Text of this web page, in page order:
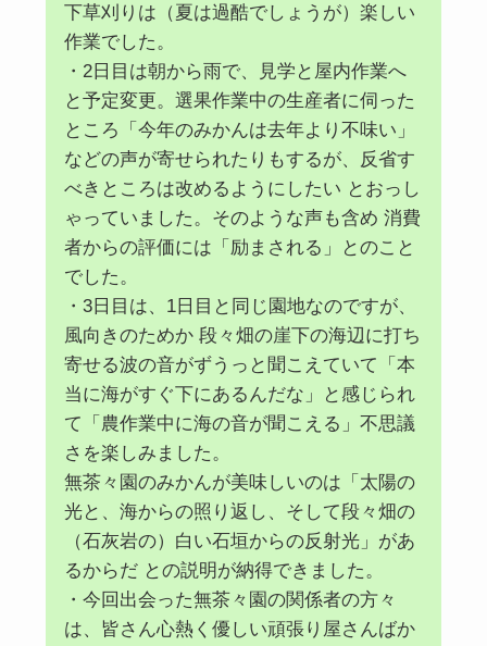
下草刈りは（夏は過酷でしょうが）楽しい
作業でした。
・2日目は朝から雨で、見学と屋内作業へ
と予定変更。選果作業中の生産者に伺った
ところ「今年のみかんは去年より不味い」
などの声が寄せられたりもするが、反省す
べきところは改めるようにしたい とおっし
ゃっていました。そのような声も含め 消費
者からの評価には「励まされる」とのこと
でした。
・3日目は、1日目と同じ園地なのですが、
風向きのためか 段々畑の崖下の海辺に打ち
寄せる波の音がずうっと聞こえていて「本
当に海がすぐ下にあるんだな」と感じられ
て「農作業中に海の音が聞こえる」不思議
さを楽しみました。
無茶々園のみかんが美味しいのは「太陽の
光と、海からの照り返し、そして段々畑の
（石灰岩の）白い石垣からの反射光」があ
るからだ との説明が納得できました。
・今回出会った無茶々園の関係者の方々
は、皆さん心熱く優しい頑張り屋さんばか